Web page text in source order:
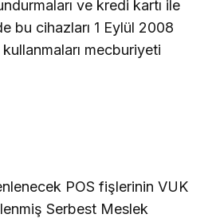
ve kredi kartı ile
bu cihazları 1 Eylül 2008
mecburiyeti
POS fişlerinin VUK
Serbest Meslek